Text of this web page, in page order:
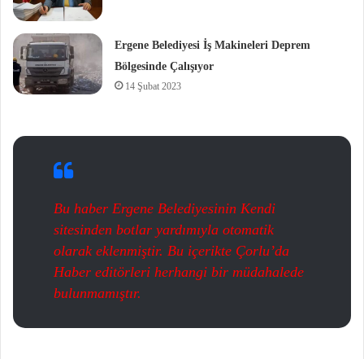
Ergene Belediyesi İş Makineleri Deprem
Bölgesinde Çalışıyor
14 Şubat 2023
Bu haber Ergene Belediyesinin Kendi
sitesinden botlar yardımıyla otomatik
olarak eklenmiştir. Bu içerikte Çorlu’da
Haber editörleri herhangi bir müdahalede
bulunmamıştır.